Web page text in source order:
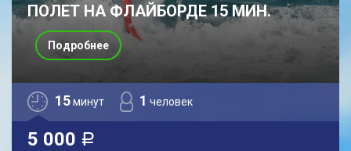
ПОЛЕТ НА ФЛАЙБОРДЕ 15 МИН.
15минут 1 человек
5 000 a
Подробнее